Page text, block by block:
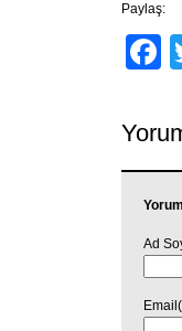
Paylaş:
Ad